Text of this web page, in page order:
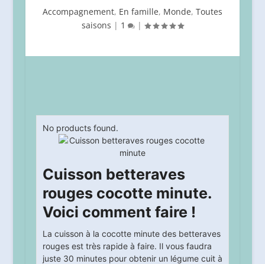
Accompagnement, En famille, Monde, Toutes
saisons | 1 |
No products found.
Cuisson betteraves
rouges cocotte minute.
Voici comment faire !
La cuisson à la cocotte minute des betteraves
rouges est très rapide à faire. Il vous faudra
juste 30 minutes pour obtenir un légume cuit à